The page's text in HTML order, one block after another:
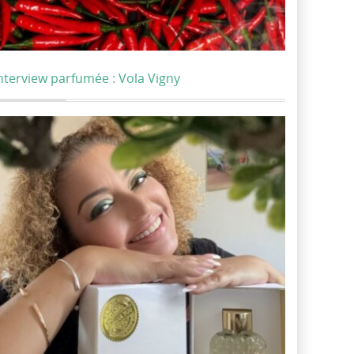
parfumée : Vola Vigny